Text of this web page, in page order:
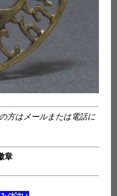
方はメールまたは電話に
章